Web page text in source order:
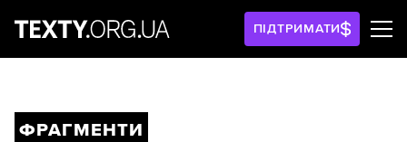
ПІДТРИМАТИ
ФРАГМЕНТИ